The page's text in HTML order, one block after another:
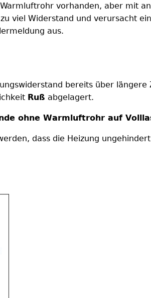
Warmluftrohr vorhanden, aber mit
viel Widerstand und verursacht
aus.
bereits über
Ruß abgelagert.
ohne Warmluftrohr auf
dass die Heizung